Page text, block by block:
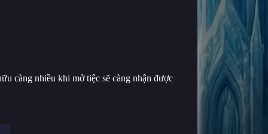
càng nhiều khi mở tiệc sẽ càng nhận được